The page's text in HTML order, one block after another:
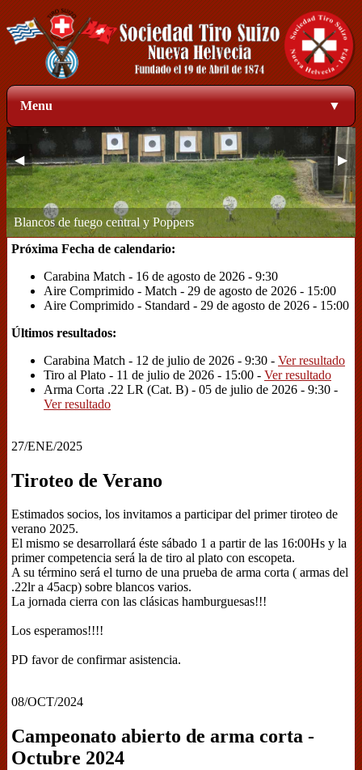
Menu ▼
Zona de blancos a 50 metros
◀ ▶
1
Próxima Fecha de calendario:
Carabina Match - 16 de agosto de 2026 - 9:30
Aire Comprimido - Match - 29 de agosto de 2026 - 15:00
Aire Comprimido - Standard - 29 de agosto de 2026 - 15:00
Últimos resultados:
Carabina Match - 12 de julio de 2026 - 9:30 - Ver resultado
Tiro al Plato - 11 de julio de 2026 - 15:00 - Ver resultado
Arma Corta .22 LR (Cat. B) - 05 de julio de 2026 - 9:30 -
Ver resultado
27/ENE/2025
Tiroteo de Verano
Estimados socios, los invitamos a participar del primer tiroteo de
verano 2025.
El mismo se desarrollará éste sábado 1 a partir de las 16:00Hs y la
primer competencia será la de tiro al plato con escopeta.
A su término será el turno de una prueba de arma corta ( armas del
.22lr a 45acp) sobre blancos varios.
La jornada cierra con las clásicas hamburguesas!!!
Los esperamos!!!!
PD favor de confirmar asistencia.
08/OCT/2024
Campeonato abierto de arma corta -
Octubre 2024